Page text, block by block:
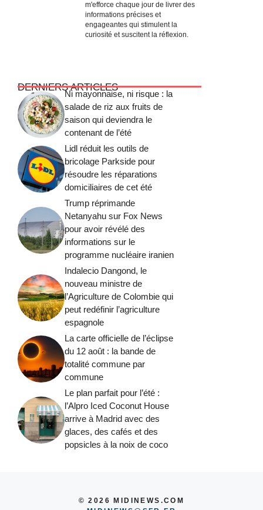
m'efforce chaque jour de livrer des
informations précises et
engageantes qui stimulent la
curiosité et suscitent la réflexion.
DERNIERS ARTICLES
Ni mayonnaise, ni risque : la
salade de riz aux fruits de
saison qui deviendra le
contenant de l’été
Lidl réduit les outils de
bricolage Parkside pour
résoudre les réparations
domiciliaires de cet été
Trump réprimande
Netanyahu sur Fox News
pour avoir révélé des
informations sur le
programme nucléaire iranien
Indalecio Dangond, le
nouveau ministre de
l’Agriculture de Colombie qui
peut redéfinir l’agriculture
espagnole
La carte officielle de l’éclipse
du 12 août : la bande de
totalité commune par
commune
Le plan parfait pour l’été :
l’Alpro Iced Coconut House
arrive à Madrid avec des
glaces, des cafés et des
popsicles à la noix de coco
© 2026 MIDINEWS.COM